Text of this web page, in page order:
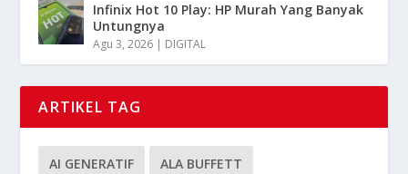
Infinix Hot 10 Play: HP Murah Yang Banyak
Untungnya
Agu 3, 2026 | DIGITAL
ARTIKEL TAG
AI GENERATIF ALA BUFFETT